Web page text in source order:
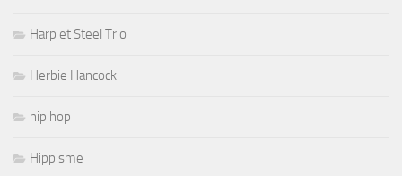
Harp et Steel Trio
Herbie Hancock
hip hop
Hippisme